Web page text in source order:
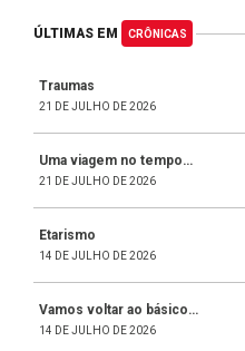
ÚLTIMAS EM CRÔNICAS
Traumas
21 DE JULHO DE 2026
Uma viagem no tempo…
21 DE JULHO DE 2026
Etarismo
14 DE JULHO DE 2026
Vamos voltar ao básico…
14 DE JULHO DE 2026